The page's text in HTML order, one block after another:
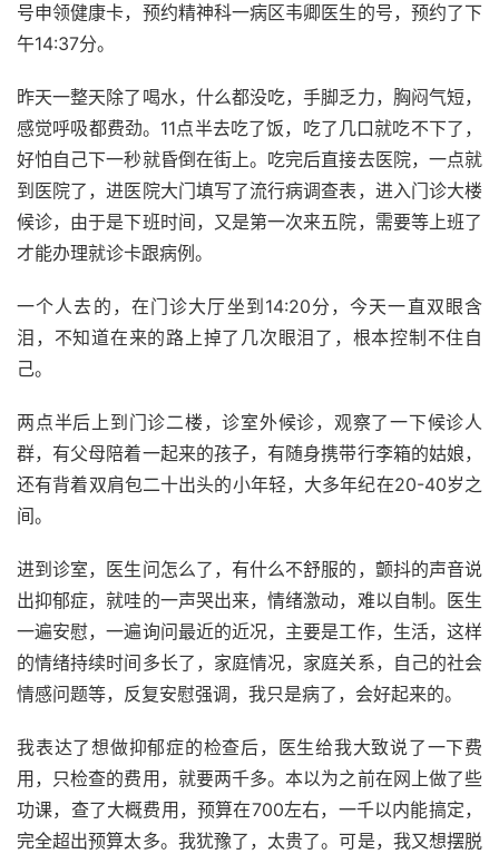
号申领健康卡，预约精神科一病区韦卿医生的号，预约了下
午14:37分。
昨天一整天除了喝水，什么都没吃，手脚乏力，胸闷气短，
感觉呼吸都费劲。11点半去吃了饭，吃了几口就吃不下了，
好怕自己下一秒就昏倒在街上。吃完后直接去医院，一点就
到医院了，进医院大门填写了流行病调查表，进入门诊大楼
候诊，由于是下班时间，又是第一次来五院，需要等上班了
才能办理就诊卡跟病例。
一个人去的，在门诊大厅坐到14:20分，今天一直双眼含
泪，不知道在来的路上掉了几次眼泪了，根本控制不住自
己。
两点半后上到门诊二楼，诊室外候诊，观察了一下候诊人
群，有父母陪着一起来的孩子，有随身携带行李箱的姑娘，
还有背着双肩包二十出头的小年轻，大多年纪在20-40岁之
间。
进到诊室，医生问怎么了，有什么不舒服的，颤抖的声音说
出抑郁症，就哇的一声哭出来，情绪激动，难以自制。医生
一遍安慰，一遍询问最近的近况，主要是工作，生活，这样
的情绪持续时间多长了，家庭情况，家庭关系，自己的社会
情感问题等，反复安慰强调，我只是病了，会好起来的。
我表达了想做抑郁症的检查后，医生给我大致说了一下费
用，只检查的费用，就要两千多。本以为之前在网上做了些
功课，查了大概费用，预算在700左右，一千以内能搞定，
完全超出预算太多。我犹豫了，太贵了。可是，我又想摆脱